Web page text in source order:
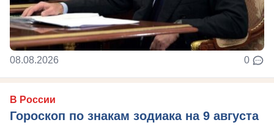
08.08.2026 0
В России
Гороскоп по знакам зодиака на 9 августа